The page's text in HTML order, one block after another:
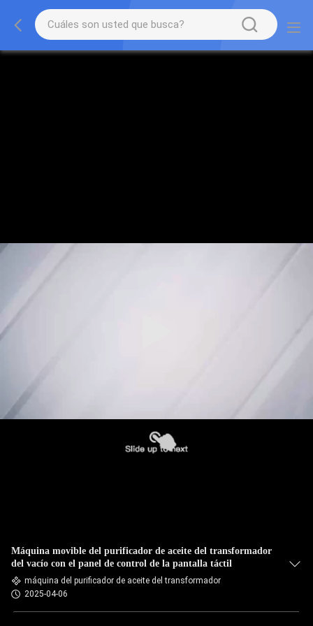
Máquina movible del purificador de aceite del transformador
del vacío con el panel de control de la pantalla táctil
máquina del purificador de aceite del transformador
2025-04-06